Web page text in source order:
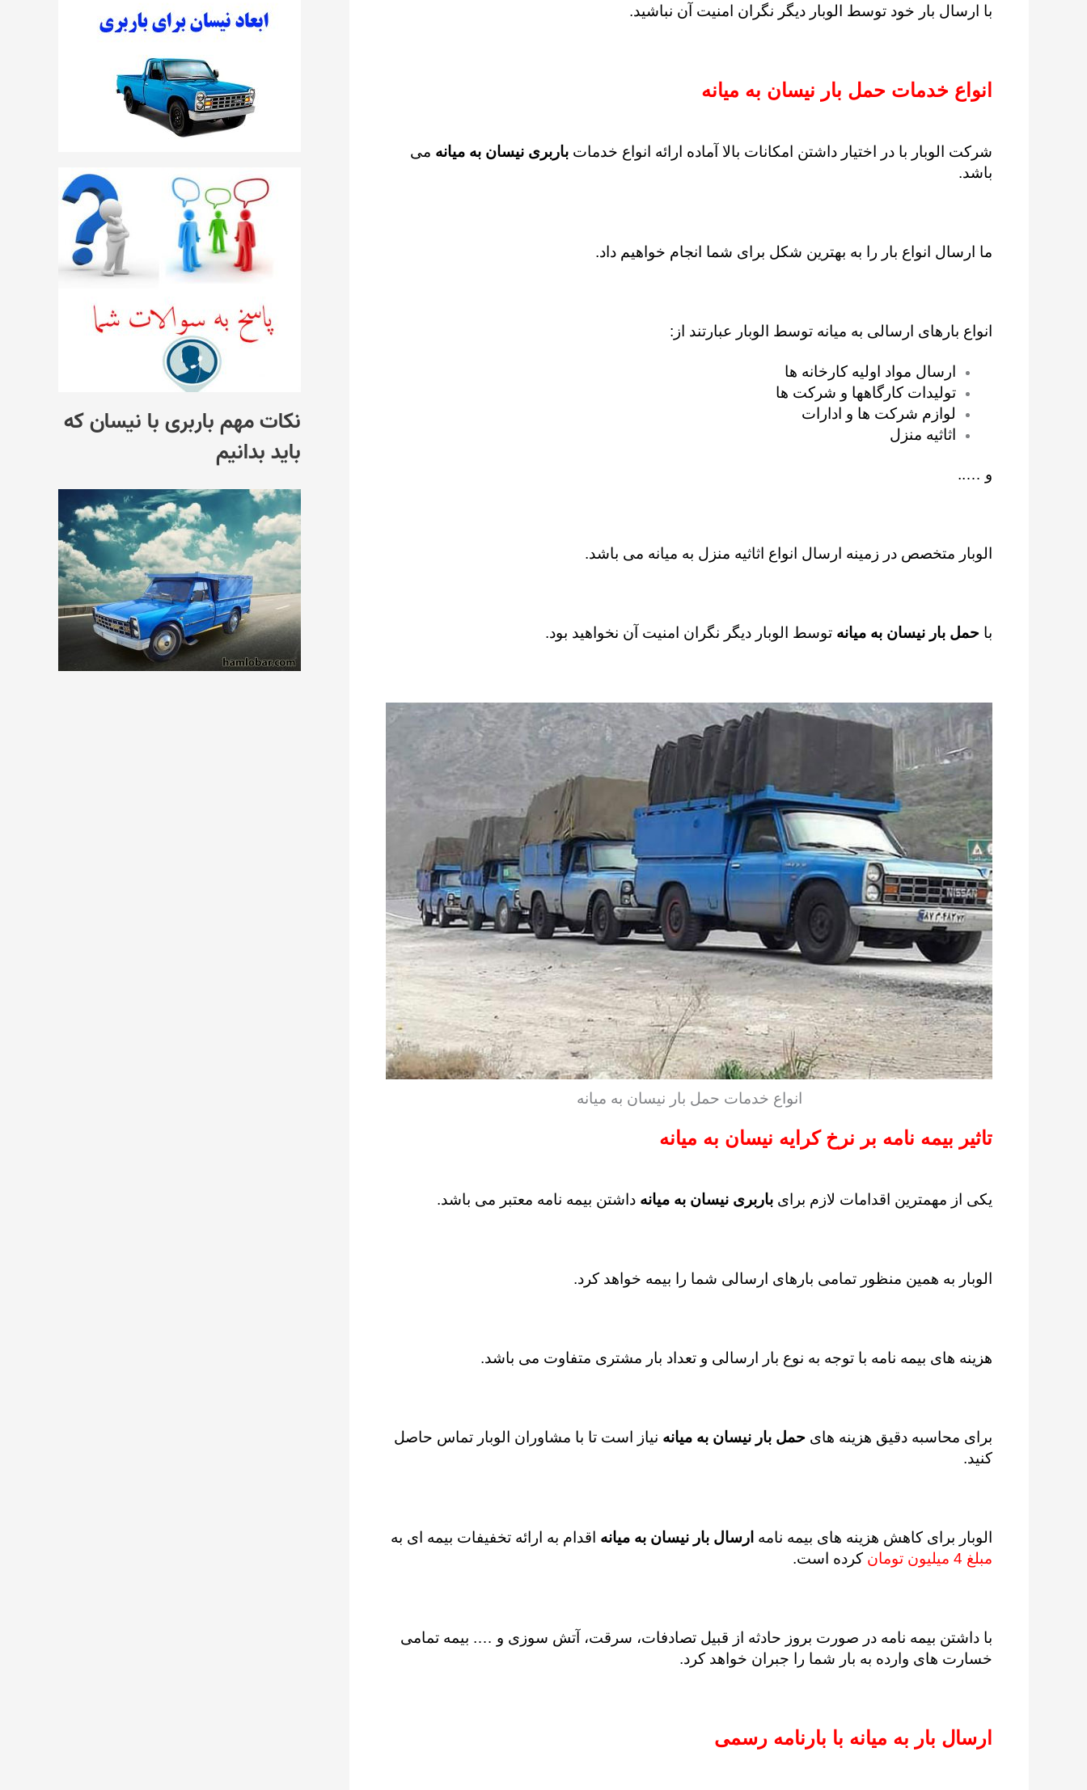
با ارسال بار خود توسط الوبار دیگر نگران امنیت آن نباشید.
انواع خدمات حمل بار نیسان به میانه
شرکت الوبار با در اختیار داشتن امکانات بالا آماده ارائه انواع خدمات باربری نیسان به میانه می
باشد.
ما ارسال انواع بار را به بهترین شکل برای شما انجام خواهیم داد.
انواع بارهای ارسالی به میانه توسط الوبار عبارتند از:
ارسال مواد اولیه کارخانه ها
تولیدات کارگاهها و شرکت ها
لوازم شرکت ها و ادارات
اثاثیه منزل
و …..
الوبار متخصص در زمینه ارسال انواع اثاثیه منزل به میانه می باشد.
با حمل بار نیسان به میانه توسط الوبار دیگر نگران امنیت آن نخواهید بود.
انواع خدمات حمل بار نیسان به میانه
تاثیر بیمه نامه بر نرخ کرایه نیسان به میانه
یکی از مهمترین اقدامات لازم برای باربری نیسان به میانه داشتن بیمه نامه معتبر می باشد.
الوبار به همین منظور تمامی بارهای ارسالی شما را بیمه خواهد کرد.
هزینه های بیمه نامه با توجه به نوع بار ارسالی و تعداد بار مشتری متفاوت می باشد.
برای محاسبه دقیق هزینه های حمل بار نیسان به میانه نیاز است تا با مشاوران الوبار تماس حاصل
کنید.
الوبار برای کاهش هزینه های بیمه نامه ارسال بار نیسان به میانه اقدام به ارائه تخفیفات بیمه ای به
مبلغ 4 میلیون تومان
کرده است.
با داشتن بیمه نامه در صورت بروز حادثه از قبیل تصادفات، سرقت، آتش سوزی و …. بیمه تمامی
خسارت های وارده به بار شما را جبران خواهد کرد.
ارسال بار به میانه با بارنامه رسمی
نکات مهم باربری با نیسان که
باید بدانیم